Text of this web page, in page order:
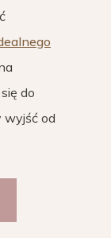
do
wyjść od